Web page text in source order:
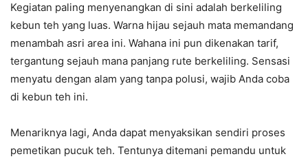
Kegiatan paling menyenangkan di sini adalah berkeliling
kebun teh yang luas. Warna hijau sejauh mata memandang
menambah asri area ini. Wahana ini pun dikenakan tarif,
tergantung sejauh mana panjang rute berkeliling. Sensasi
menyatu dengan alam yang tanpa polusi, wajib Anda coba
di kebun teh ini.
Menariknya lagi, Anda dapat menyaksikan sendiri proses
pemetikan pucuk teh. Tentunya ditemani pemandu untuk